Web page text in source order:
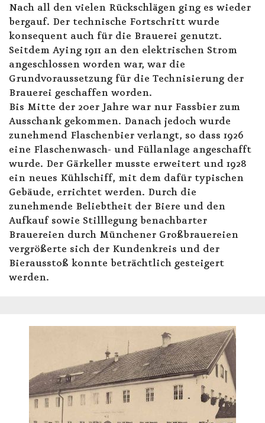
Nach all den vielen Rückschlägen ging es wieder
bergauf. Der technische Fortschritt wurde
konsequent auch für die Brauerei genutzt.
Seitdem Aying 1911 an den elektrischen Strom
angeschlossen worden war, war die
Grundvoraussetzung für die Technisierung der
Brauerei geschaffen worden.
Bis Mitte der 20er Jahre war nur Fassbier zum
Ausschank gekommen. Danach jedoch wurde
zunehmend Flaschenbier verlangt, so dass 1926
eine Flaschenwasch- und Füllanlage angeschafft
wurde. Der Gärkeller musste erweitert und 1928
ein neues Kühlschiff, mit dem dafür typischen
Gebäude, errichtet werden. Durch die
zunehmende Beliebtheit der Biere und den
Aufkauf sowie Stilllegung benachbarter
Brauereien durch Münchener Großbrauereien
vergrößerte sich der Kundenkreis und der
Bierausstoß konnte beträchtlich gesteigert
werden.